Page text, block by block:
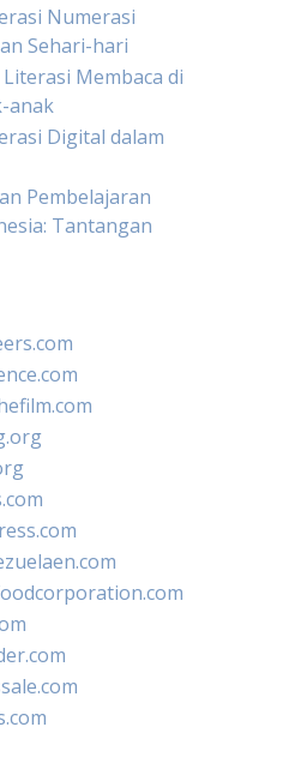
Numerasi
Sehari-hari
Membaca di
anak
Digital dalam
Pembelajaran
Tantangan